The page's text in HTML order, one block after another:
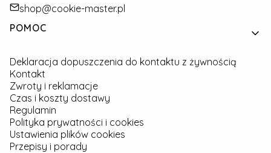
shop@cookie-master.pl
Linki w stopce
POMOC
Deklaracja dopuszczenia do kontaktu z żywnością
Kontakt
Zwroty i reklamacje
Czas i koszty dostawy
Regulamin
Polityka prywatności i cookies
Ustawienia plików cookies
Przepisy i porady